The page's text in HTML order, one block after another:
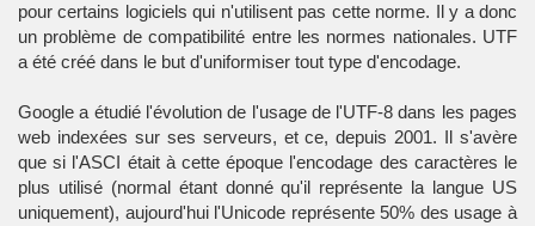
pour certains logiciels qui n'utilisent pas cette norme. Il y a donc
un problème de compatibilité entre les normes nationales. UTF
a été créé dans le but d'uniformiser tout type d'encodage.
Google a étudié l'évolution de l'usage de l'UTF-8 dans les pages
web indexées sur ses serveurs, et ce, depuis 2001. Il s'avère
que si l'ASCI était à cette époque l'encodage des caractères le
plus utilisé (normal étant donné qu'il représente la langue US
uniquement), aujourd'hui l'Unicode représente 50% des usage à